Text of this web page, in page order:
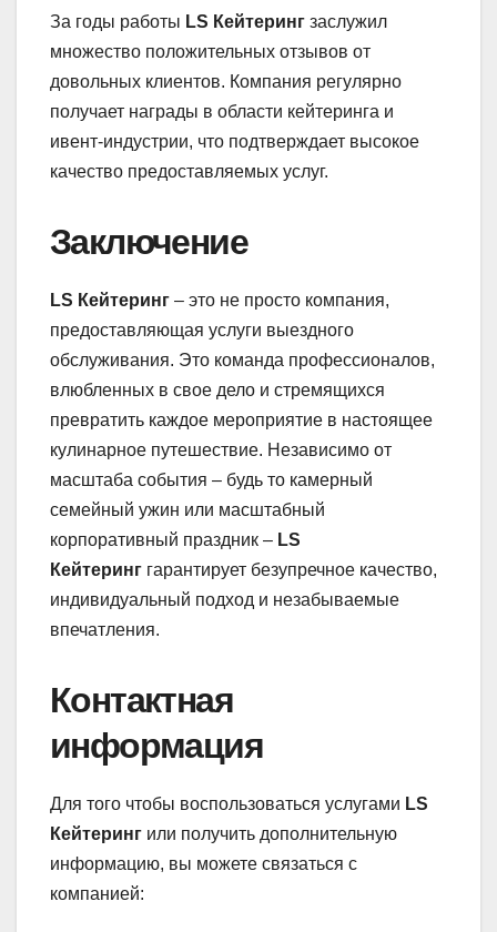
За годы работы LS Кейтеринг заслужил
множество положительных отзывов от
довольных клиентов. Компания регулярно
получает награды в области кейтеринга и
ивент-индустрии, что подтверждает высокое
качество предоставляемых услуг.
Заключение
LS Кейтеринг – это не просто компания,
предоставляющая услуги выездного
обслуживания. Это команда профессионалов,
влюбленных в свое дело и стремящихся
превратить каждое мероприятие в настоящее
кулинарное путешествие. Независимо от
масштаба события – будь то камерный
семейный ужин или масштабный
корпоративный праздник – LS
Кейтеринг гарантирует безупречное качество,
индивидуальный подход и незабываемые
впечатления.
Контактная
информация
Для того чтобы воспользоваться услугами LS
Кейтеринг или получить дополнительную
информацию, вы можете связаться с
компанией: